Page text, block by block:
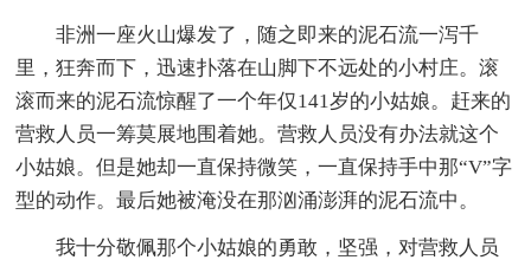
非洲一座火山爆发了，随之即来的泥石流一泻千
里，狂奔而下，迅速扑落在山脚下不远处的小村庄。滚
滚而来的泥石流惊醒了一个年仅141岁的小姑娘。赶来的
营救人员一筹莫展地围着她。营救人员没有办法就这个
小姑娘。但是她却一直保持微笑，一直保持手中那“V”字
型的动作。最后她被淹没在那汹涌澎湃的泥石流中。
我十分敬佩那个小姑娘的勇敢，坚强，对营救人员